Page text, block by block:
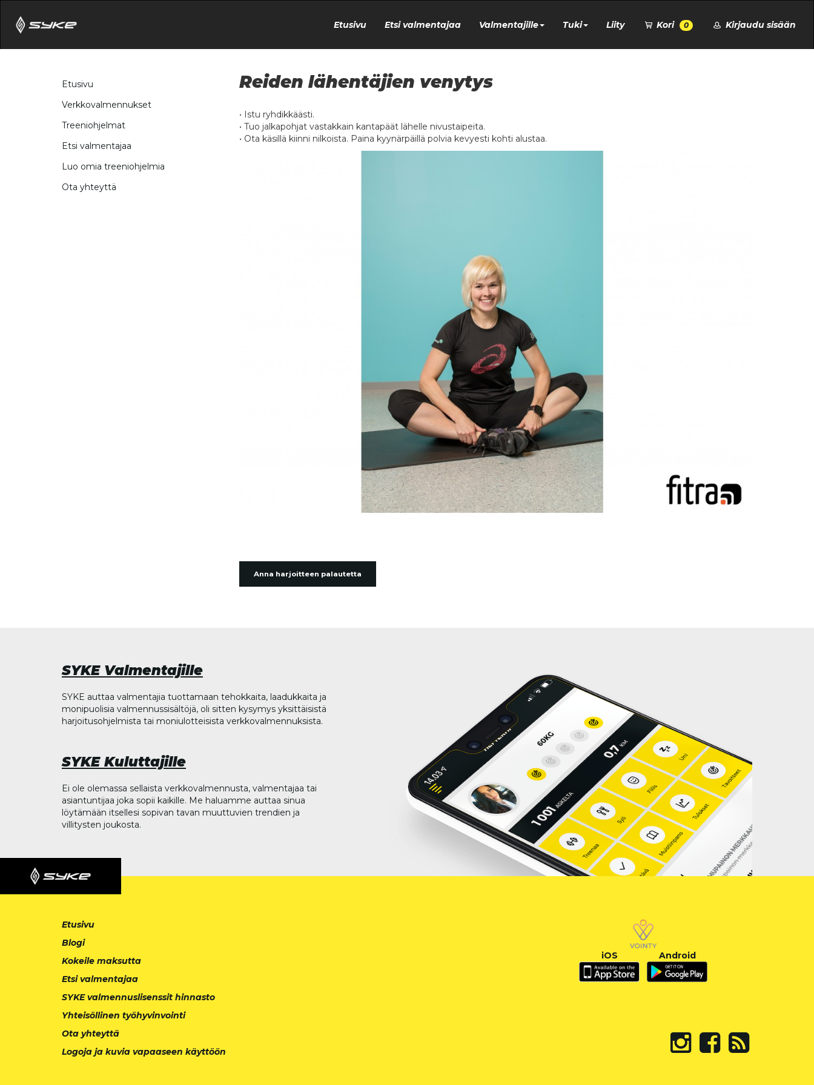
Etusivu Etsi valmentajaa Valmentajille Tuki Liity Kori 0 Kirjaudu sisään
Etusivu
Verkkovalmennukset
Treeniohjelmat
Etsi valmentajaa
Luo omia treeniohjelmia
Ota yhteyttä
Reiden lähentäjien venytys
• Istu ryhdikkäästi.
• Tuo jalkapohjat vastakkain kantapäät lähelle nivustaipeita.
• Ota käsillä kiinni nilkoista. Paina kyynärpäillä polvia kevyesti kohti alustaa.
Anna harjoitteen palautetta
SYKE Valmentajille
SYKE auttaa valmentajia tuottamaan tehokkaita, laadukkaita ja
monipuolisia valmennussisältöjä, oli sitten kysymys yksittäisistä
harjoitusohjelmista tai moniulotteisista verkkovalmennuksista.
SYKE Kuluttajille
Ei ole olemassa sellaista verkkovalmennusta, valmentajaa tai
asiantuntijaa joka sopii kaikille. Me haluamme auttaa sinua
löytämään itsellesi sopivan tavan muuttuvien trendien ja
villitysten joukosta.
Etusivu
Blogi
Kokeile maksutta
Etsi valmentajaa
SYKE valmennuslisenssit hinnasto
Yhteisöllinen työhyvinvointi
Ota yhteyttä
Logoja ja kuvia vapaaseen käyttöön
iOS Android